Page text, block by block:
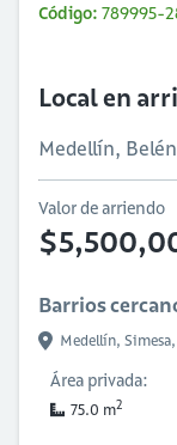
Código: 789995-
Local en
Medellín,
Valor de arriendo
Barrios
Medellín, Simesa,
Área privada:
75.0 m2